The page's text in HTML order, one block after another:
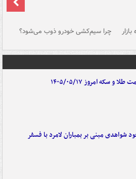
چرا سیم‌کشی خودرو ذوب می‌شود؟
طلا و سکه امروز ۱۴۰۵/۰۵/۱۷
شواهدی مبنی بر بمباران لامرد با فسفر